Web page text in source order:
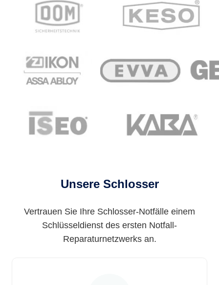
Unsere Schlosser
Vertrauen Sie Ihre Schlosser-Notfälle einem
Schlüsseldienst des ersten Notfall-
Reparaturnetzwerks an.